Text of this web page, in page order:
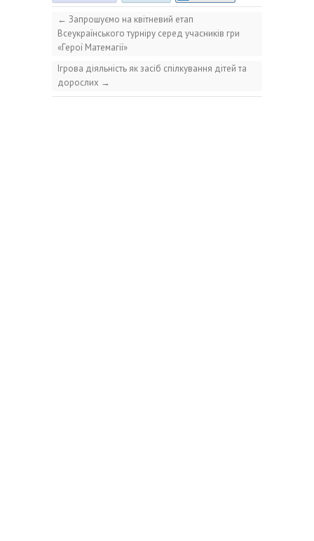
← Запрошуємо на квітневий етап
Всеукраїнського турніру серед учасників гри
«Герої Матемагії»
Ігрова діяльність як засіб спілкування дітей та
дорослих →